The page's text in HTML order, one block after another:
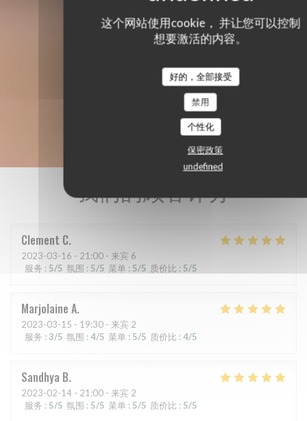
这个网站使用cookie， 并让您可以控制
想要激活的内容。
好的，全部接受
禁用
个性化
保密政策
undefined
我们的顾客评分
Clement C
2023-03-16 - 21:00 - 来宾 6
服务 : 5/5 氛围 : 5/5 菜单 : 5/5 质价比 : 5/5
Marjolaine A
2023-03-15 - 19:30 - 来宾 2
服务 : 3/5 氛围 : 4/5 菜单 : 5/5 质价比 : 4/5
Sandhya B
2023-02-14 - 21:00 - 来宾 2
服务 : 5/5 氛围 : 5/5 菜单 : 5/5 质价比 : 5/5